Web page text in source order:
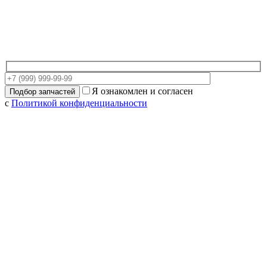
Я ознакомлен и согласен
с Политикой конфиденциальности